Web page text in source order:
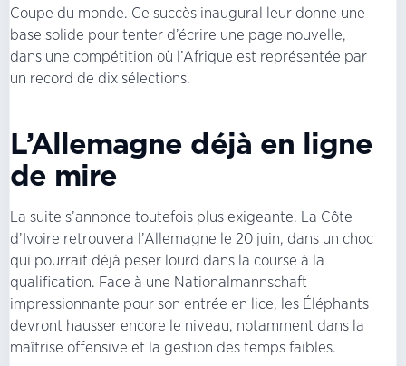
Coupe du monde. Ce succès inaugural leur donne une
base solide pour tenter d’écrire une page nouvelle,
dans une compétition où l’Afrique est représentée par
un record de dix sélections.
L’Allemagne déjà en ligne
de mire
La suite s’annonce toutefois plus exigeante. La Côte
d’Ivoire retrouvera l’Allemagne le 20 juin, dans un choc
qui pourrait déjà peser lourd dans la course à la
qualification. Face à une Nationalmannschaft
impressionnante pour son entrée en lice, les Éléphants
devront hausser encore le niveau, notamment dans la
maîtrise offensive et la gestion des temps faibles.